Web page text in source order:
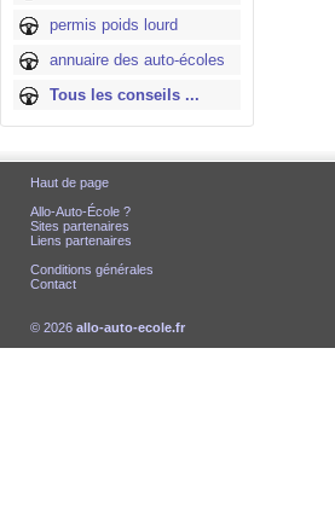
permis poids lourd
annuaire des auto-écoles
Tous les conseils ...
Haut de page
Allo-Auto-École ?
Sites partenaires
Liens partenaires
Conditions générales
Contact
© 2026 allo-auto-ecole.fr